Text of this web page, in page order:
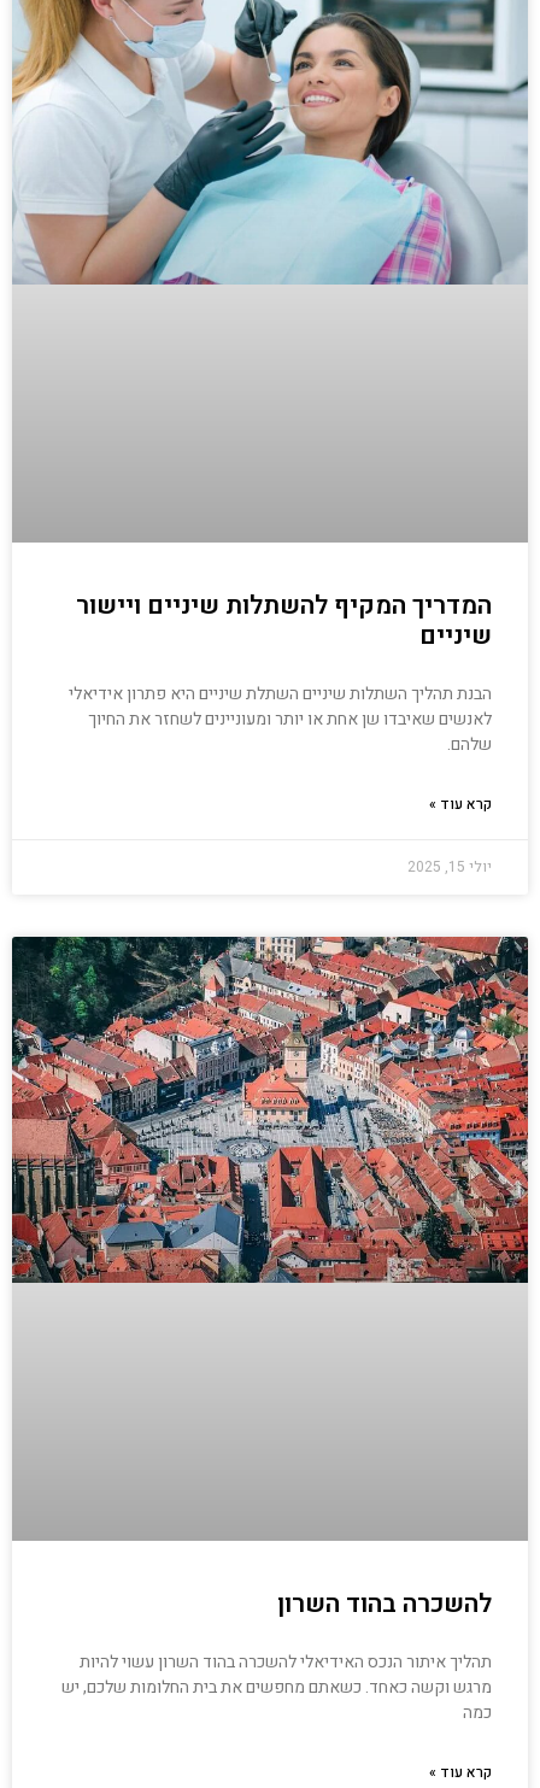
המדריך המקיף להשתלות שיניים ויישור
שיניים
הבנת תהליך השתלות שיניים השתלת שיניים היא פתרון אידיאלי
לאנשים שאיבדו שן אחת או יותר ומעוניינים לשחזר את החיוך
שלהם.
קרא עוד »
יולי 15, 2025
להשכרה בהוד השרון
תהליך איתור הנכס האידיאלי להשכרה בהוד השרון עשוי להיות
מרגש וקשה כאחד. כשאתם מחפשים את בית החלומות שלכם, יש
כמה
קרא עוד »